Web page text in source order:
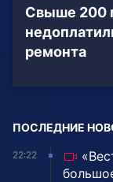
Свыше 200
ремонта
ПОСЛЕДНИЕ
22:22